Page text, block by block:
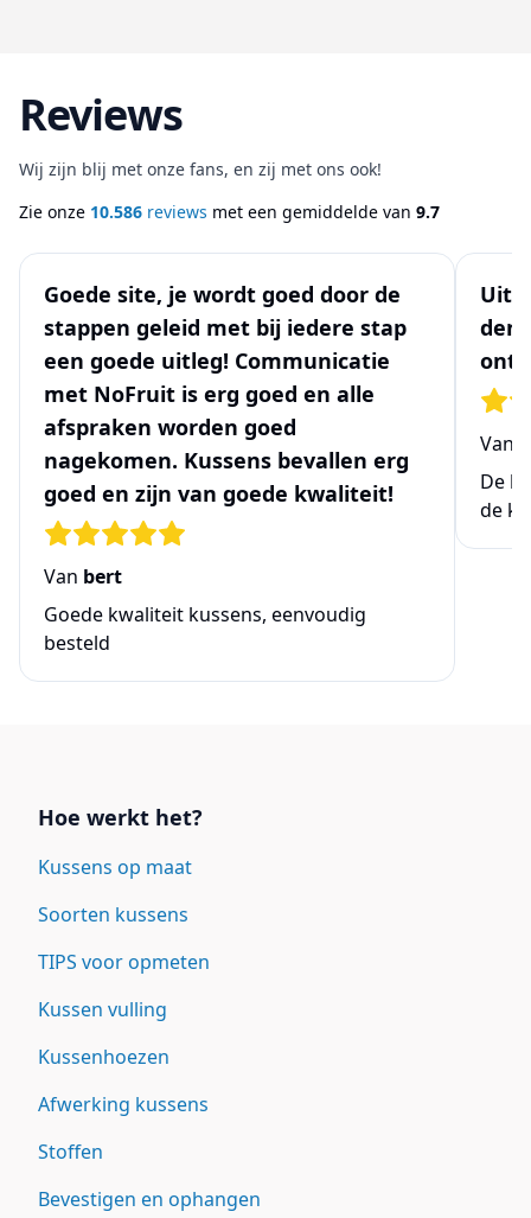
Reviews
Wij zijn blij met onze fans, en zij met ons ook!
Zie onze 10.586 reviews met een gemiddelde van 9.7
Goede site, je wordt goed door de
stappen geleid met bij iedere stap
een goede uitleg! Communicatie
met NoFruit is erg goed en alle
afspraken worden goed
nagekomen. Kussens bevallen erg
goed en zijn van goede kwaliteit!
Van bert
Goede kwaliteit kussens, eenvoudig
besteld
Van
De
de
Hoe werkt het?
Kussens op maat
Soorten kussens
TIPS voor opmeten
Kussen vulling
Kussenhoezen
Afwerking kussens
Stoffen
Bevestigen en ophangen